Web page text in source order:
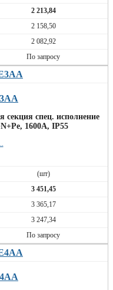
2 213,84
2 158,50
2 082,92
По запросу
спец. исполнение
1600А, IP55
(шт)
3 451,45
3 365,17
3 247,34
По запросу